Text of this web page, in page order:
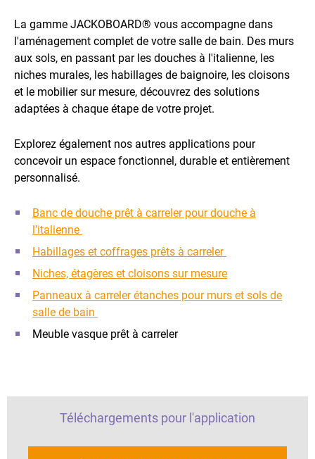
La gamme JACKOBOARD® vous accompagne dans
l'aménagement complet de votre salle de bain. Des murs
aux sols, en passant par les douches à l'italienne, les
niches murales, les habillages de baignoire, les cloisons
et le mobilier sur mesure, découvrez des solutions
adaptées à chaque étape de votre projet.
Explorez également nos autres applications pour
concevoir un espace fonctionnel, durable et entièrement
personnalisé.
Banc de douche prêt à carreler pour douche à
l’italienne
Habillages et coffrages prêts à carreler
Niches, étagères et cloisons sur mesure
Panneaux à carreler étanches pour murs et sols de
salle de bain
Meuble vasque prêt à carreler
Téléchargements pour l'application